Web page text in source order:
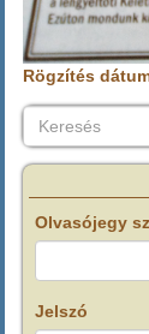
Rögzítés
Keresés
Keresés
Olvasójegy
Jelszó